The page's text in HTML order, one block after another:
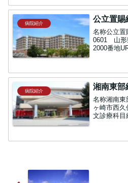
各種健康
田病院病関
病院紹介 公立置賜
名称公立置
0601 山形
2000番地
析）/総合
病院紹介 湘南東部
名称湘南東
ヶ崎市西久
文診療科目
生活習慣病